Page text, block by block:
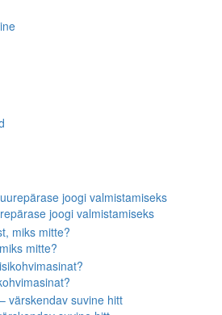
joogi valmistamiseks
mitte?